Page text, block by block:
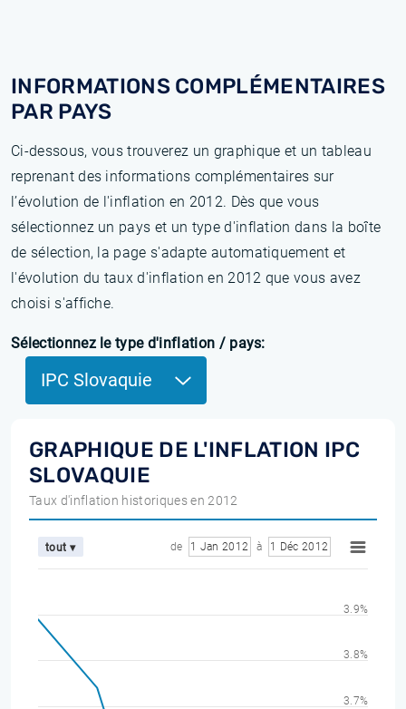
INFORMATIONS COMPLÉMENTAIRES
PAR PAYS
Ci-dessous, vous trouverez un graphique et un tableau
reprenant des informations complémentaires sur
l’évolution de l'inflation en 2012. Dès que vous
sélectionnez un pays et un type d'inflation dans la boîte
de sélection, la page s'adapte automatiquement et
l'évolution du taux d'inflation en 2012 que vous avez
choisi s'affiche.
Sélectionnez le type d'inflation / pays:
IPC Slovaquie
GRAPHIQUE DE L'INFLATION IPC
SLOVAQUIE
Taux d'inflation historiques en 2012
tout ▾ de 1 Jan 2012 à 1 Déc 2012
3.7%
3.8%
3.9%